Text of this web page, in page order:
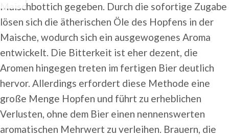
Maischbottich gegeben. Durch die sofortige Zugabe
lösen sich die ätherischen Öle des Hopfens in der
Maische, wodurch sich ein ausgewogenes Aroma
entwickelt. Die Bitterkeit ist eher dezent, die
Aromen hingegen treten im fertigen Bier deutlich
hervor. Allerdings erfordert diese Methode eine
große Menge Hopfen und führt zu erheblichen
Verlusten, ohne dem Bier einen nennenswerten
aromatischen Mehrwert zu verleihen. Brauern, die